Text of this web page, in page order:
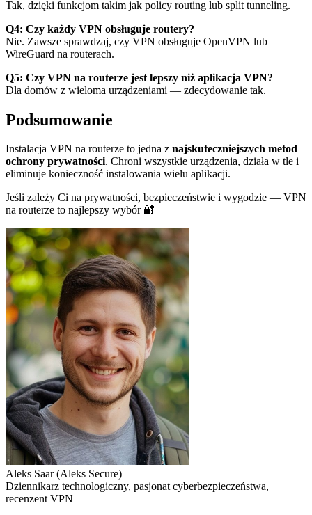
Tak, dzięki funkcjom takim jak policy routing lub split tunneling.
Q4: Czy każdy VPN obsługuje routery?
Nie. Zawsze sprawdzaj, czy VPN obsługuje OpenVPN lub
WireGuard na routerach.
Q5: Czy VPN na routerze jest lepszy niż aplikacja VPN?
Dla domów z wieloma urządzeniami — zdecydowanie tak.
Podsumowanie
Instalacja VPN na routerze to jedna z najskuteczniejszych metod
ochrony prywatności. Chroni wszystkie urządzenia, działa w tle i
eliminuje konieczność instalowania wielu aplikacji.
Jeśli zależy Ci na prywatności, bezpieczeństwie i wygodzie — VPN
na routerze to najlepszy wybór 🔐
Aleks Saar(Aleks Secure)
Dziennikarz technologiczny, pasjonat cyberbezpieczeństwa,
recenzent VPN